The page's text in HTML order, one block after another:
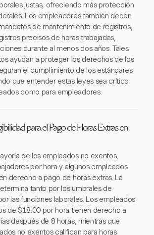
justas, ofreciendo más protección
Los empleadores también deben
de mantenimiento de registros,
precisos de horas trabajadas,
durante al menos dos años. Tales
ayudan a proteger los derechos de los
el cumplimiento de los estándares
que entender estas leyes sea crítico
como para empleadores.
para el Pago de Horas Extras en
de los empleados no exentos,
por hora y algunos empleados
derecho a pago de horas extras. La
tanto por los umbrales de
las funciones laborales. Los empleados
de $18.00 por hora tienen derecho a
después de 8 horas, mientras que
no exentos califican para horas